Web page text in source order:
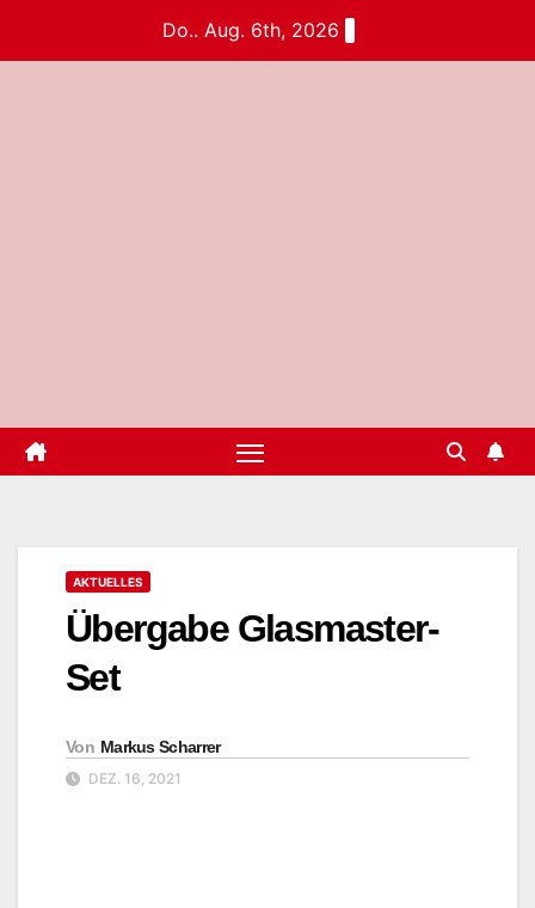
Do.. Aug. 6th, 2026
AKTUELLES
Übergabe Glasmaster-
Set
Von Markus Scharrer
DEZ. 16, 2021